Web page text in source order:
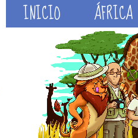
INICIO ÁFRICA